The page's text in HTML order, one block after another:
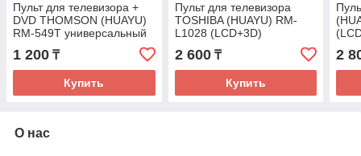
Пульт для телевизора +
DVD THOMSON (HUAYU)
RM-549T универсальный
1 200 ₸
Купить
Пульт для телевизора
TOSHIBA (HUAYU) RM-
L1028 (LCD+3D)
универсальный
2 600₸
Купить
2
О нас